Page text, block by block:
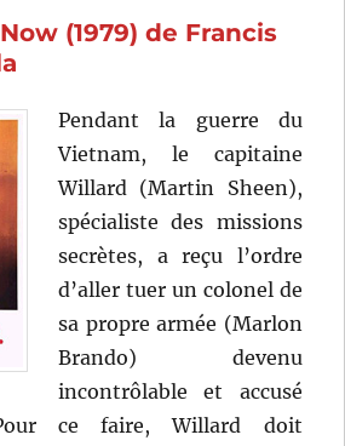
(1979) de Francis
Pendant la guerre du
Vietnam, le capitaine
Willard (Martin Sheen),
spécialiste des missions
secrètes, a reçu l’ordre
d’aller tuer un colonel de
sa propre armée (Marlon
Brando) devenu
incontrôlable et accusé
Pour ce faire, Willard doit